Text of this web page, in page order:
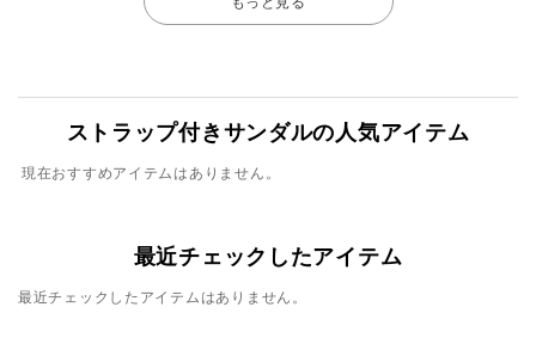
ストラップ付きサンダルの人気アイテム
現在おすすめアイテムはありません。
最近チェックしたアイテム
最近チェックしたアイテムはありません。